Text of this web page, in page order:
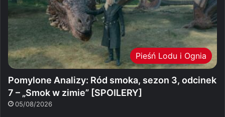
Pieśń Lodu i Ognia
Pomylone Analizy: Ród smoka, sezon 3, odcinek
7 – „Smok w zimie” [SPOILERY]
05/08/2026